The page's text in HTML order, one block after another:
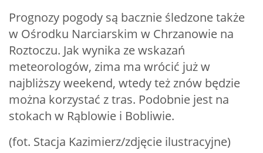
Prognozy pogody są bacznie śledzone także
w Ośrodku Narciarskim w Chrzanowie na
Roztoczu. Jak wynika ze wskazań
meteorologów, zima ma wrócić już w
najbliższy weekend, wtedy też znów będzie
można korzystać z tras. Podobnie jest na
stokach w Rąblowie i Bobliwie.
(fot. Stacja Kazimierz/zdjęcie ilustracyjne)